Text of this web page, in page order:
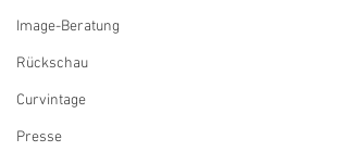
Image-Beratung
Rückschau
Curvintage
Presse